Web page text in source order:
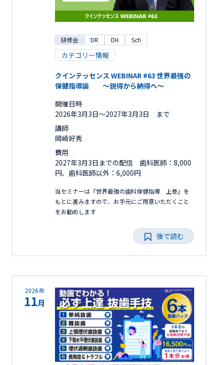
研修会 DR DH Sch
カテゴリー情報
クインテッセンス WEBINAR #63 世界最強の
保健指導論 ～説得から納得へ～
開催日時
2026年3月3日〜2027年3月3日 まで
講師
岡崎好秀
費用
2027年3月3日までの配信 歯科医師：8,000
円、歯科医師以外：6,000円
当セミナーは『世界最強の歯科保健指導 上巻』を
もとに進みますので、お手元にご用意いただくこと
をお勧めします
後で読む
2026年
11月